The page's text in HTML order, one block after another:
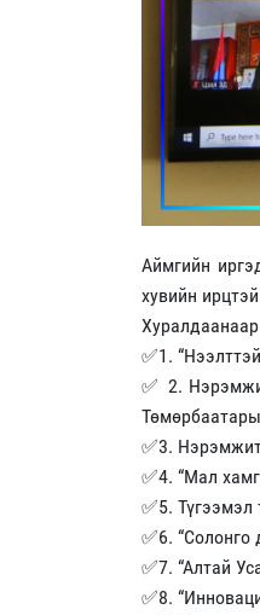
Аймгийн
хувийн
✅1.
✅ 2.
✅3.
✅4. “Мал
✅5. Түгээмэл
✅6. “Солонго
✅7. “Алтай
✅8.